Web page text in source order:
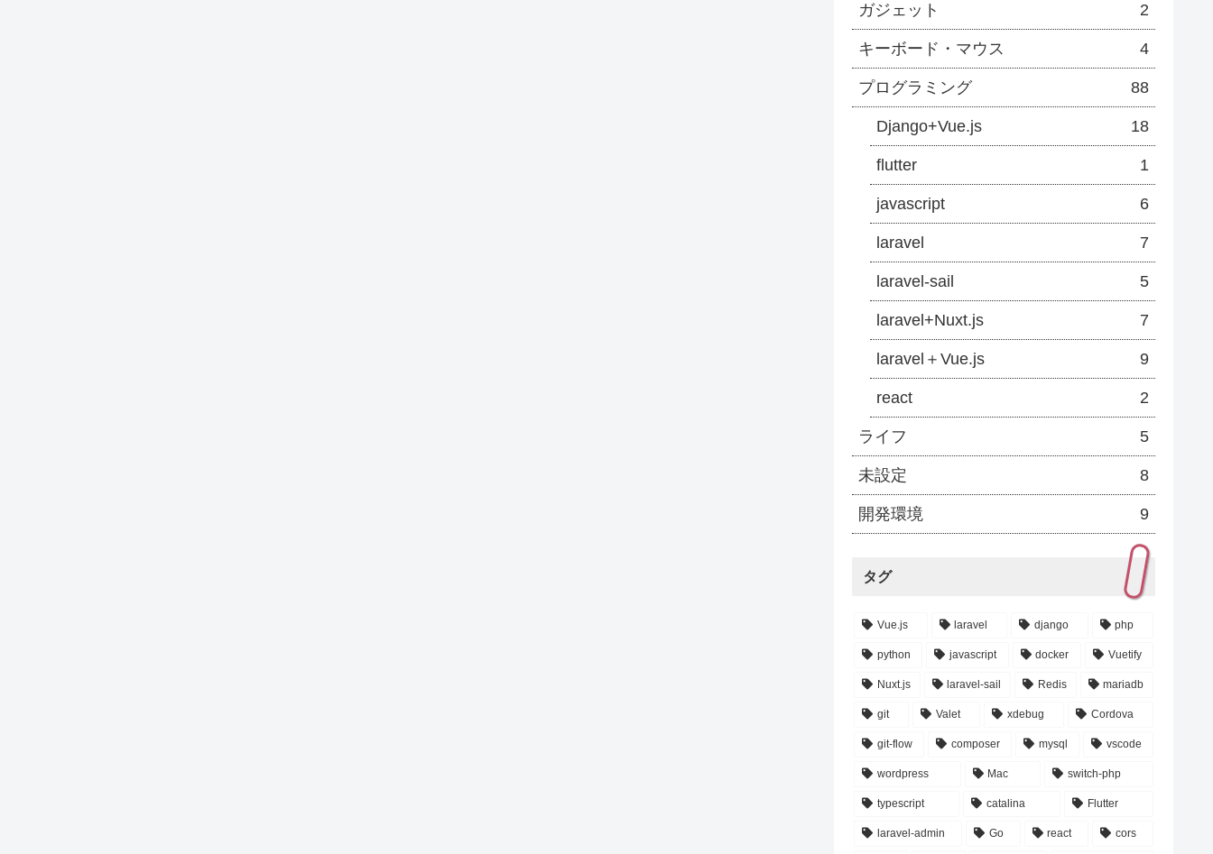
ガジェット 2
キーボード・マウス 4
プログラミング 88
Django+Vue.js 18
flutter 1
javascript 6
laravel 7
laravel-sail 5
laravel+Nuxt.js 7
laravel＋Vue.js 9
react 2
ライフ 5
未設定 8
開発環境 9
タグ
Vue.js laravel django php
python javascript docker Vuetify
Nuxt.js laravel-sail Redis mariadb
git Valet xdebug Cordova
git-flow composer mysql vscode
wordpress Mac switch-php
typescript catalina Flutter
laravel-admin Go react cors